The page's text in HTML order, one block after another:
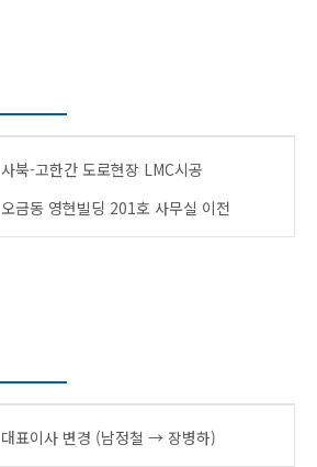
사북-고한간 도로현장 LMC시공
오금동 영현빌딩 201호 사무실 이전
대표이사 변경 (남정철 → 장병하)